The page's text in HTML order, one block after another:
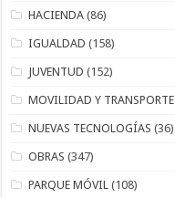
HACIENDA (86)
IGUALDAD (158)
JUVENTUD (152)
MOVILIDAD Y TRANSPORTE
NUEVAS TECNOLOGÍAS (36)
OBRAS (347)
PARQUE MÓVIL (108)